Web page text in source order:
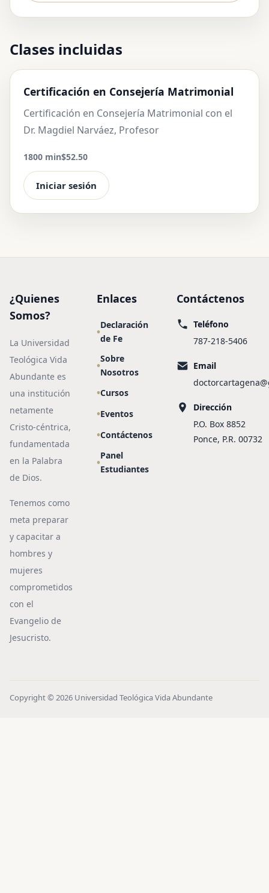
Clases incluidas
Certificación en Consejería Matrimonial
Certificación en Consejería Matrimonial con el
Dr. Magdiel Narváez, Profesor
1800 min$52.50
Iniciar sesión
¿Quienes
Somos?
La Universidad
Teológica Vida
Abundante es
una institución
netamente
Cristo-céntrica,
fundamentada
en la Palabra
de Dios.
Tenemos como
meta preparar
y capacitar a
hombres y
mujeres
comprometidos
con el
Evangelio de
Jesucristo.
Enlaces
Declaración
de Fe
Sobre
Nosotros
Cursos
Eventos
Contáctenos
Panel
Estudiantes
Contáctenos
Teléfono
787-218-5406
Email
Dirección
P.O. Box 8852
Ponce, P.R. 00732
Copyright © 2026 Universidad Teológica Vida Abundante